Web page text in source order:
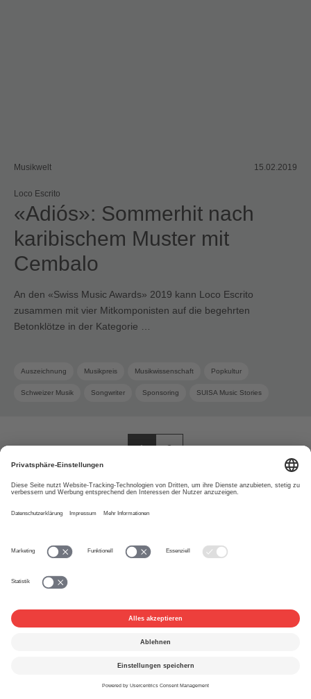
Musikwelt 15.02.2019
Loco Escrito
«Adiós»: Sommerhit nach
karibischem Muster mit
Cembalo
An den «Swiss Music Awards» 2019 kann Loco Escrito
zusammen mit vier Mitkomponisten auf die begehrten
Betonklötze in der Kategorie …
Auszeichnung Musikpreis Musikwissenschaft Popkultur
Schweizer Musik Songwriter Sponsoring SUISA Music Stories
1 2
www.suisa.ch
Impressum
Nutzungsbedingungen